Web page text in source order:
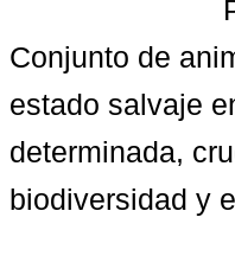
Conjunto de
estado salvaje
determinada,
biodiversidad y